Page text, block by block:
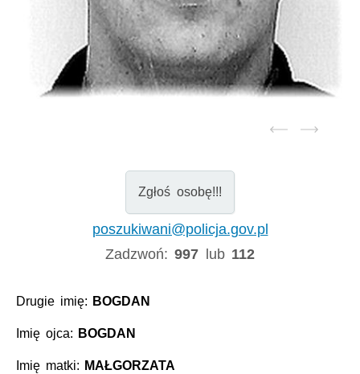
Zgłoś osobę!!!
poszukiwani@policja.gov.pl
Zadzwoń:997 lub 112
Drugie imię: BOGDAN
Imię ojca: BOGDAN
Imię matki: MAŁGORZATA